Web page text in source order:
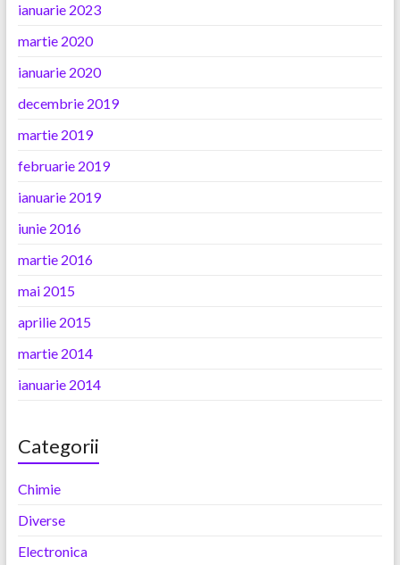
ianuarie 2023
martie 2020
ianuarie 2020
decembrie 2019
martie 2019
februarie 2019
ianuarie 2019
iunie 2016
martie 2016
mai 2015
aprilie 2015
martie 2014
ianuarie 2014
Categorii
Chimie
Diverse
Electronica